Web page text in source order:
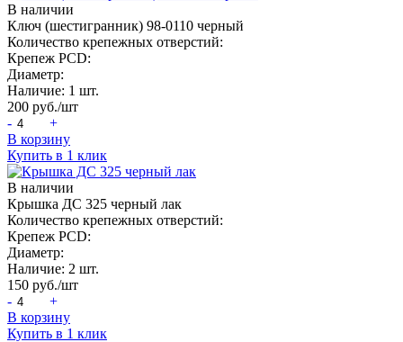
В наличии
Ключ (шестигранник) 98-0110 черный
Количество крепежных отверстий:
Крепеж PCD:
Диаметр:
Наличие: 1 шт.
200 руб./шт
-
+
В корзину
Купить в 1 клик
В наличии
Крышка ДС 325 черный лак
Количество крепежных отверстий:
Крепеж PCD:
Диаметр:
Наличие: 2 шт.
150 руб./шт
-
+
В корзину
Купить в 1 клик